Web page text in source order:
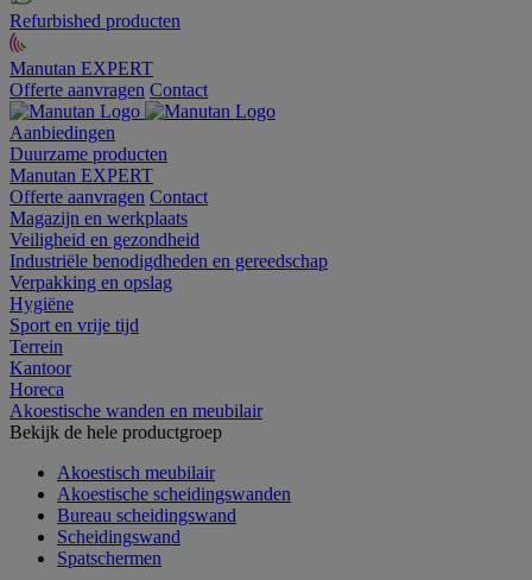
Refurbished producten
Manutan EXPERT
Offerte aanvragen Contact
Aanbiedingen
Duurzame producten
Manutan EXPERT
Offerte aanvragen Contact
Magazijn en werkplaats
Veiligheid en gezondheid
Industriële benodigdheden en gereedschap
Verpakking en opslag
Hygiëne
Sport en vrije tijd
Terrein
Kantoor
Horeca
Akoestische wanden en meubilair
Bekijk de hele productgroep
Akoestisch meubilair
Akoestische scheidingswanden
Bureau scheidingswand
Scheidingswand
Spatschermen